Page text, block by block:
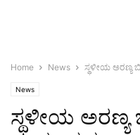
Home News ಸ್ಥಳೀಯ ಅರಣ್ಯ
News
ಸ್ಥಳೀಯ ಅರಣ್ಯ